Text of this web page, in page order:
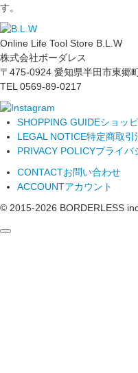
す。
Online Life Tool Store B.L.W
株式会社ボーダレス
〒475-0924 愛知県半田市東郷
TEL 0569-89-0217
SHOPPING GUIDEショッ
LEGAL NOTICE特定商取引
PRIVACY POLICYプライバ
CONTACTお問い合わせ
ACCOUNTアカウント
© 2015-2026 BORDERLESS